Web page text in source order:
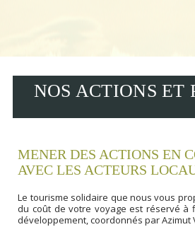
E
t
o
n
NOS ACTIONS ET
MENER DES ACTIONS EN
AVEC LES ACTEURS
Le tourisme solidaire que nous vous
du coût de votre voyage est réservé à
développement, coordonnés par Azimut